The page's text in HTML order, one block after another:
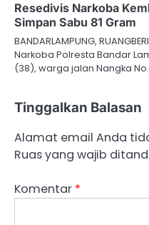
Resedivis Narkoba
Simpan Sabu 81 Gram
BANDARLAMPUNG,
Narkoba Polresta Bandar
(38), warga jalan Nangka
Tinggalkan Balasan
Alamat email Anda
Ruas yang wajib
Komentar *